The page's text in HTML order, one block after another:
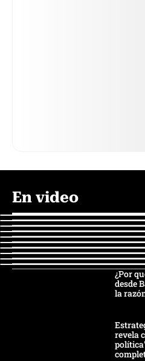
En video
¿Por
desde
la
revela